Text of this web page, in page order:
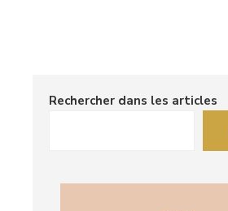
Rechercher dans les articles